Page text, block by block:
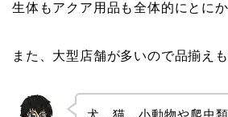
生体もアクア用品も全体的にとに
また、大型店舗が多いので品揃えも